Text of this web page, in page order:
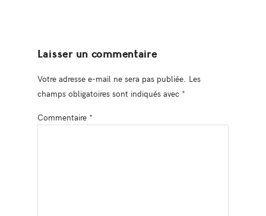
Laisser un commentaire
Votre adresse e-mail ne sera pas publiée. Les
champs obligatoires sont indiqués avec *
Commentaire *